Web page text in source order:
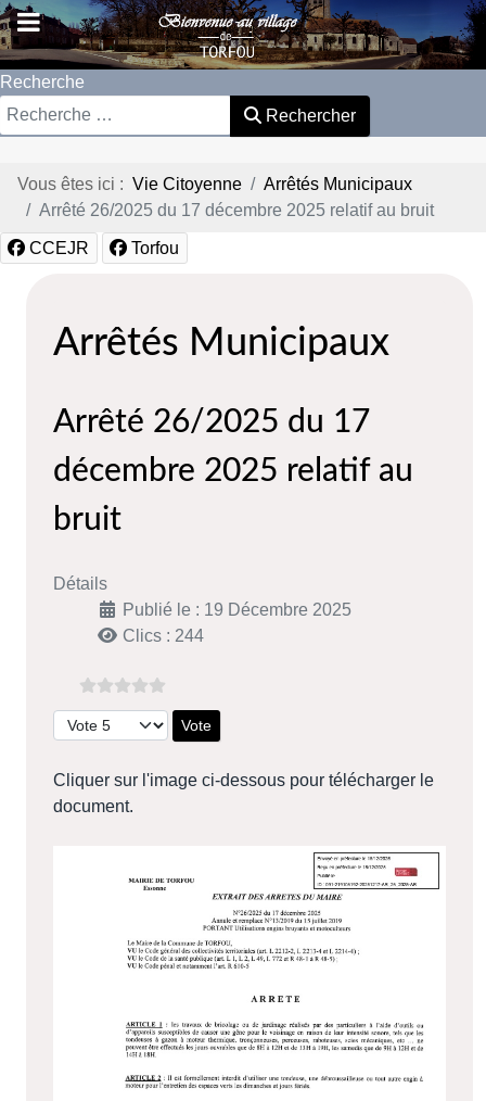
Recherche
Rechercher
Vous êtes ici : Vie Citoyenne
Arrêtés Municipaux
Arrêté 26/2025 du 17 décembre 2025 relatif au bruit
CCEJR Torfou
Arrêtés Municipaux
Arrêté 26/2025 du 17
décembre 2025 relatif au
bruit
Détails
Publié le : 19 Décembre 2025
Clics : 244
Veuillez voter
Cliquer sur l'image ci-dessous pour télécharger le
document.